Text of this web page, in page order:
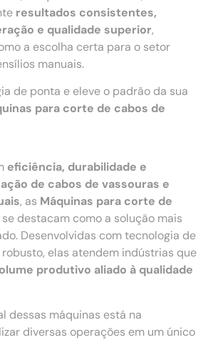
resultados consistentes,
e qualidade superior,
a escolha certa para o setor
manuais.
de ponta e eleve o padrão da sua
para corte de cabos de
eficiência, durabilidade e
de cabos de vassouras e
, as Máquinas para corte de
se destacam como a solução mais
Desenvolvidas com tecnologia de
elas atendem indústrias que
produtivo aliado à qualidade
dessas máquinas está na
diversas operações em um único